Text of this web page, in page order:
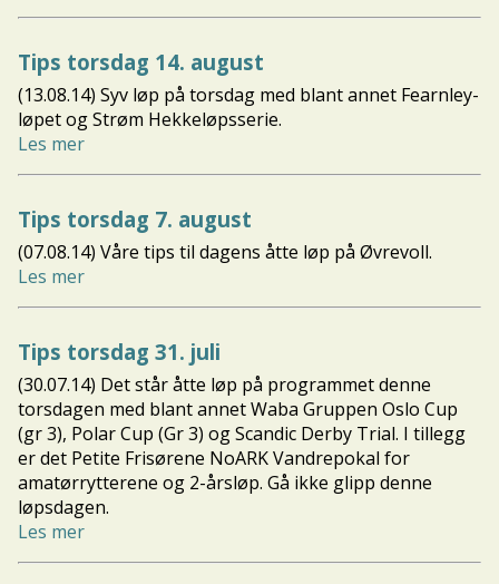
Tips torsdag 14. august
(13.08.14) Syv løp på torsdag med blant annet Fearnley-
løpet og Strøm Hekkeløpsserie.
Les mer
Tips torsdag 7. august
(07.08.14) Våre tips til dagens åtte løp på Øvrevoll.
Les mer
Tips torsdag 31. juli
(30.07.14) Det står åtte løp på programmet denne
torsdagen med blant annet Waba Gruppen Oslo Cup
(gr 3), Polar Cup (Gr 3) og Scandic Derby Trial. I tillegg
er det Petite Frisørene NoARK Vandrepokal for
amatørrytterene og 2-årsløp. Gå ikke glipp denne
løpsdagen.
Les mer